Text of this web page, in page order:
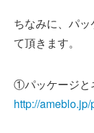
ちなみに、パ
て頂きます。
①パッケージと
http://